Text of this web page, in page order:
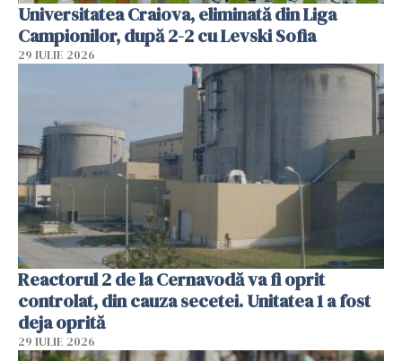
Universitatea Craiova, eliminată din Liga
Campionilor, după 2-2 cu Levski Sofia
29 IULIE 2026
Reactorul 2 de la Cernavodă va fi oprit
controlat, din cauza secetei. Unitatea 1 a fost
deja oprită
29 IULIE 2026